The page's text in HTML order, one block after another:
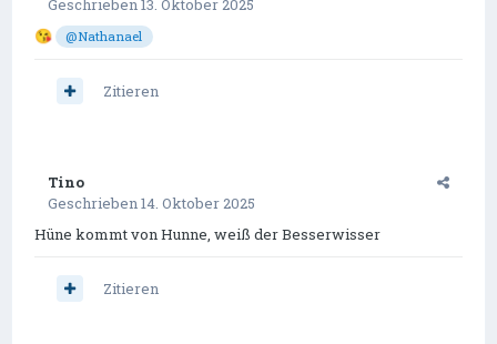
Geschrieben13. Oktober 2025
😘 @Nathanael
Zitieren
Tino
Geschrieben14. Oktober 2025
Hüne kommt von Hunne, weiß der Besserwisser
Zitieren